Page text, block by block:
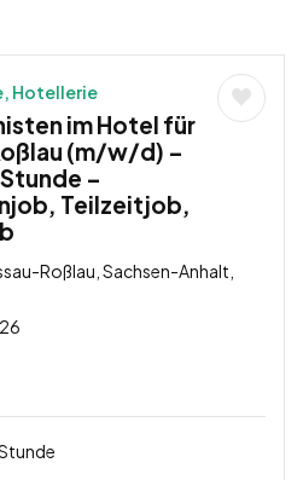
Hotellerie
im Hotel für
(m/w/d) –
–
Teilzeitjob,
Roßlau, Sachsen-Anhalt,